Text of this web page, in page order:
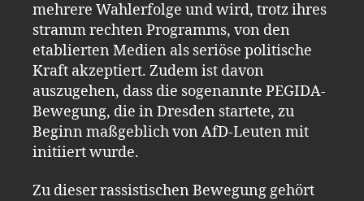
mehrere Wahlerfolge und wird, trotz ihres
stramm rechten Programms, von den
etablierten Medien als seriöse politische
Kraft akzeptiert. Zudem ist davon
auszugehen, dass die sogenannte PEGIDA-
Bewegung, die in Dresden startete, zu
Beginn maßgeblich von AfD-Leuten mit
initiiert wurde.
Zu dieser rassistischen Bewegung gehört